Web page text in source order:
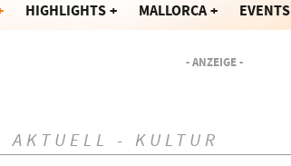
HIGHLIGHTS MALLORCA EVENTS
- ANZEIGE -
AKTUELL - KULTUR